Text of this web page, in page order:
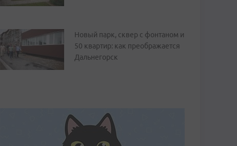
Новый парк, сквер с фонтаном и
50 квартир: как преображается
Дальнегорск